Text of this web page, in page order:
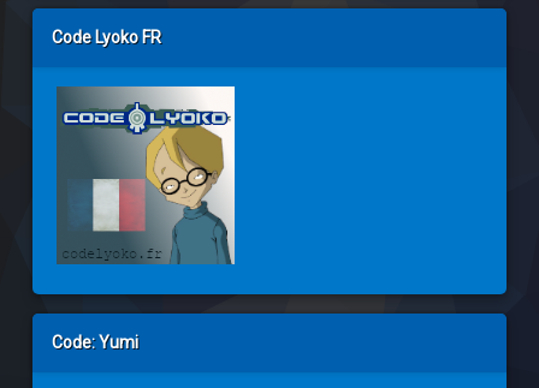
Code Lyoko FR
Code: Yumi